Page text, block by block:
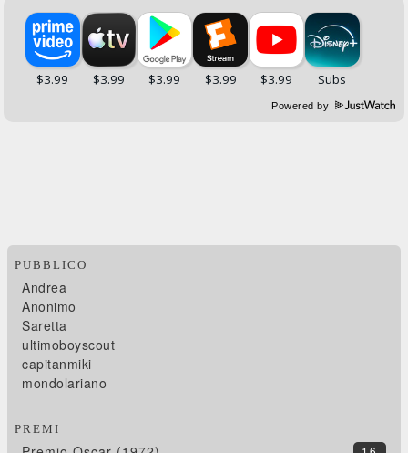
Powered by
PUBBLICO
Andrea
Anonimo
Saretta
ultimoboyscout
capitanmiki
mondolariano
PREMI